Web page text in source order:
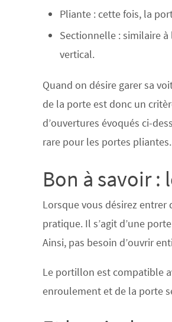
Pliante : cette fois, la
Sectionnelle : similaire
vertical.
Quand on désire garer sa
de la porteest donc un
d’ouvertures évoqués ci-
rare pour les portes pliantes.
Bon à savoir
Lorsque vous désirez
pratique. Il s’agit d’une
Ainsi, pas besoin d’ouvrir
Le portillon est compatible
enroulement et de la porte